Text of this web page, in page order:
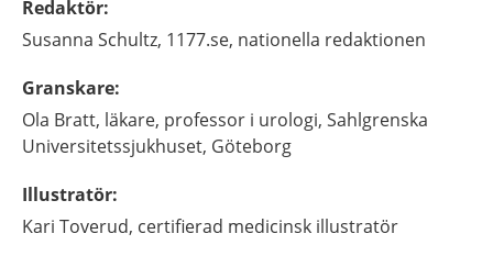
Redaktör:
Susanna Schultz, 1177.se, nationella redaktionen
Granskare:
Ola Bratt, läkare, professor i urologi, Sahlgrenska
Universitetssjukhuset, Göteborg
Illustratör:
Kari Toverud, certifierad medicinsk illustratör